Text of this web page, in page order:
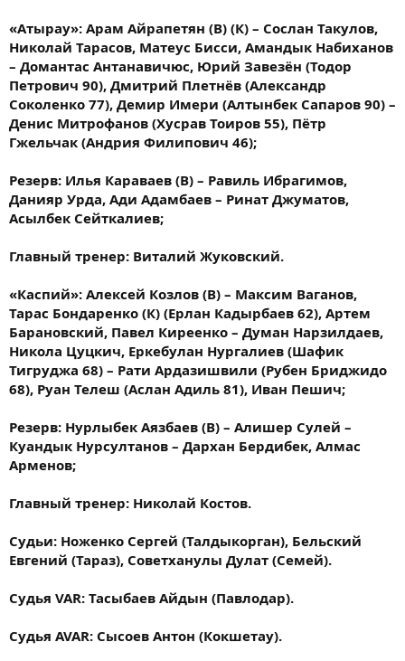
«Атырау»: Арам Айрапетян (В) (К) – Сослан Такулов,
Николай Тарасов, Матеус Бисси, Амандык Набиханов
– Домантас Антанавичюс, Юрий Завезён (Тодор
Петрович 90), Дмитрий Плетнёв (Александр
Соколенко 77), Демир Имери (Алтынбек Сапаров 90) –
Денис Митрофанов (Хусрав Тоиров 55), Пётр
Гжельчак (Андрия Филипович 46);
Резерв: Илья Караваев (В) – Равиль Ибрагимов,
Данияр Урда, Ади Адамбаев – Ринат Джуматов,
Асылбек Сейткалиев;
Главный тренер: Виталий Жуковский.
«Каспий»: Алексей Козлов (В) – Максим Ваганов,
Тарас Бондаренко (К) (Ерлан Кадырбаев 62), Артем
Барановский, Павел Киреенко – Думан Нарзилдаев,
Никола Цуцкич, Еркебулан Нургалиев (Шафик
Тигруджа 68) – Рати Ардазишвили (Рубен Бриджидо
68), Руан Телеш (Аслан Адиль 81), Иван Пешич;
Резерв: Нурлыбек Аязбаев (В) – Алишер Сулей –
Куандык Нурсултанов – Дархан Бердибек, Алмас
Арменов;
Главный тренер: Николай Костов.
Судьи: Ноженко Сергей (Талдыкорган), Бельский
Евгений (Тараз), Советханулы Дулат (Семей).
Судья VAR: Тасыбаев Айдын (Павлодар).
Судья AVAR: Сысоев Антон (Кокшетау).